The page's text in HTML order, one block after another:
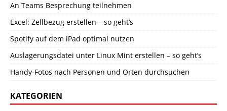
An Teams Besprechung teilnehmen
Excel: Zellbezug erstellen – so geht’s
Spotify auf dem iPad optimal nutzen
Auslagerungsdatei unter Linux Mint erstellen – so geht’s
Handy-Fotos nach Personen und Orten durchsuchen
KATEGORIEN